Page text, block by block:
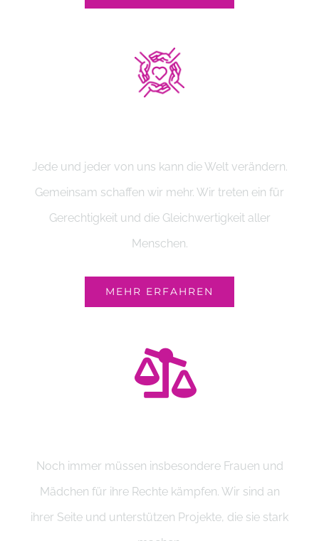
Jede und jeder von uns kann die Welt verändern.
Gemeinsam schaffen wir mehr. Wir treten ein für
Gerechtigkeit und die Gleichwertigkeit aller
Menschen.
MEHR ERFAHREN
Noch immer müssen insbesondere Frauen und
Mädchen für ihre Rechte kämpfen. Wir sind an
ihrer Seite und unterstützen Projekte, die sie stark